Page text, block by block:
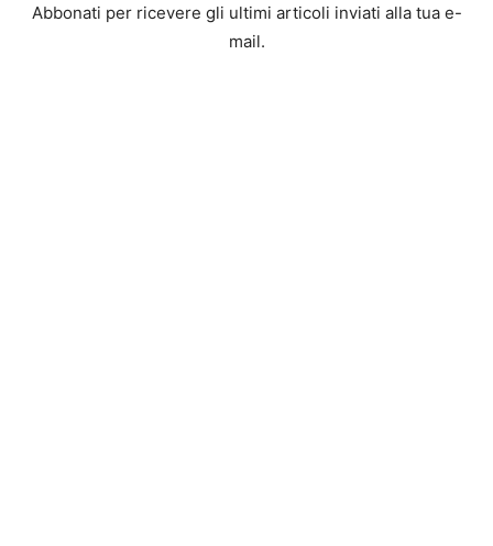
Abbonati per ricevere gli ultimi articoli inviati alla tua e-
mail.